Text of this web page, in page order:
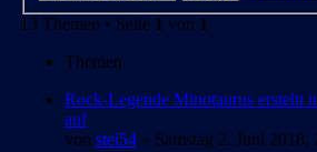
13 Themen • Seite 1 von 1
Themen
Rock-Legende Minotaurus ersteht
auf
von stei54 » Samstag 2. Juni 2018,